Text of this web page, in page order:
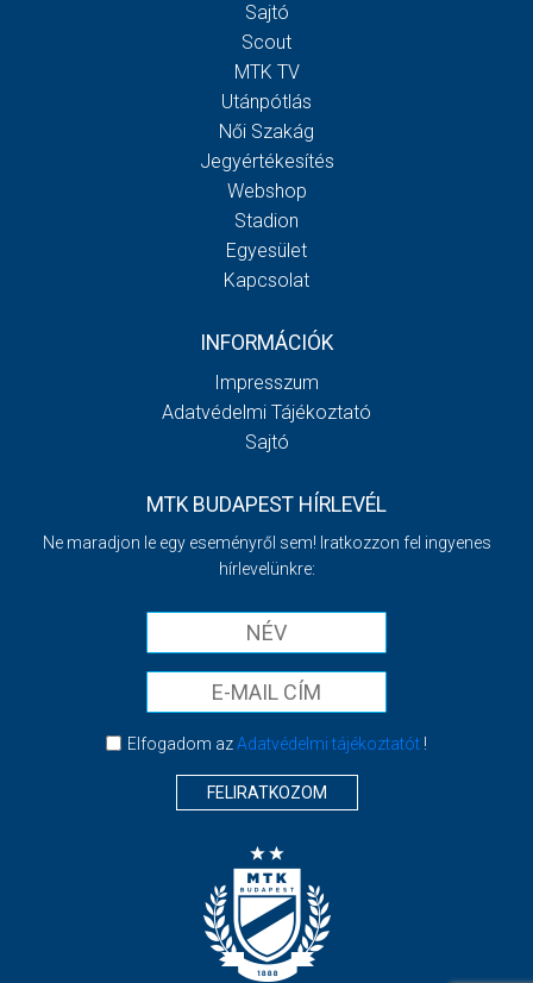
Sajtó
Scout
MTK TV
Utánpótlás
Női Szakág
Jegyértékesítés
Webshop
Stadion
Egyesület
Kapcsolat
INFORMÁCIÓK
Impresszum
Adatvédelmi Tájékoztató
Sajtó
MTK BUDAPEST HÍRLEVÉL
Ne maradjon le egy eseményről sem! Iratkozzon fel ingyenes
hírlevelünkre:
Elfogadom azAdatvédelmi tájékoztatót!
FELIRATKOZOM